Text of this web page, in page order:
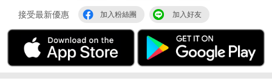
接受最新優惠 加入粉絲團 加入好友